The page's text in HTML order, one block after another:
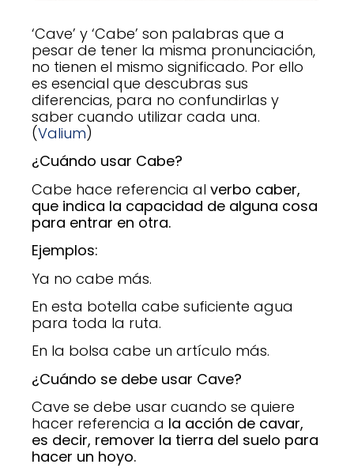
‘Cave’ y ‘Cabe’ son palabras que a
pesar de tener la misma pronunciación,
no tienen el mismo significado. Por ello
es esencial que descubras sus
diferencias, para no confundirlas y
saber cuando utilizar cada una.
(Valium)
¿Cuándo usar Cabe?
Cabe hace referencia al verbo caber,
que indica la capacidad de alguna cosa
para entrar en otra.
Ejemplos:
Ya no cabe más.
En esta botella cabe suficiente agua
para toda la ruta.
En la bolsa cabe un artículo más.
¿Cuándo se debe usar Cave?
Cave se debe usar cuando se quiere
hacer referencia a la acción de cavar,
es decir, remover la tierra del suelo para
hacer un hoyo.